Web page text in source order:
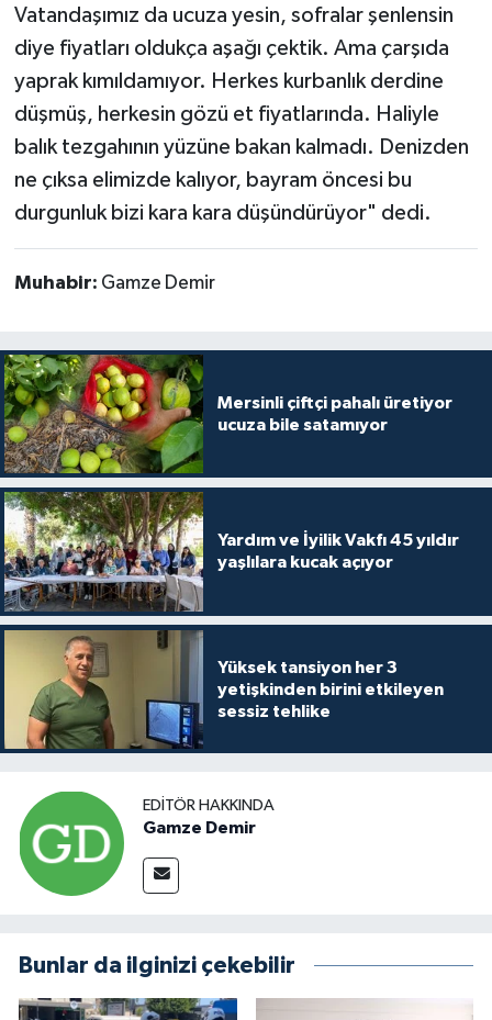
Vatandaşımız da ucuza yesin, sofralar şenlensin
diye fiyatları oldukça aşağı çektik. Ama çarşıda
yaprak kımıldamıyor. Herkes kurbanlık derdine
düşmüş, herkesin gözü et fiyatlarında. Haliyle
balık tezgahının yüzüne bakan kalmadı. Denizden
ne çıksa elimizde kalıyor, bayram öncesi bu
durgunluk bizi kara kara düşündürüyor" dedi.
Muhabir: Gamze Demir
Mersinli çiftçi pahalı üretiyor
ucuza bile satamıyor
Yardım ve İyilik Vakfı 45 yıldır
yaşlılara kucak açıyor
Yüksek tansiyon her 3
yetişkinden birini etkileyen
sessiz tehlike
EDITÖR HAKKINDA
Gamze Demir
Bunlar da ilginizi çekebilir